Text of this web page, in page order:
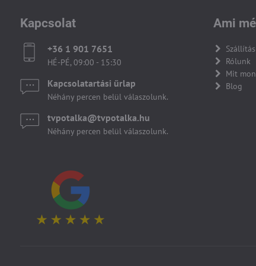
Kapcsolat
+36 1 901 7651
HÉ-PÉ, 09:00 - 15:30
Kapcsolatartási űrlap
Néhány percen belül válaszolunk.
tvpotalka​@tvpotalka​.hu
Néhány percen belül válaszolunk.
Ami
Rólunk
Mit
Blog